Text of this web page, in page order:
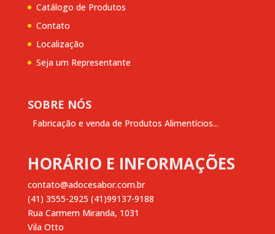
Catálogo de Produtos
Contato
Localização
Seja um Representante
SOBRE NÓS
Fabricação e venda de Produtos Alimentícios...
HORÁRIO E INFORMAÇÕES
contato@adocesabor.com.br
(41) 3555-2925 (41)99137-9188
Rua Carmem Miranda, 1031
Vila Otto